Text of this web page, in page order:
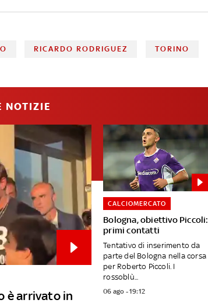
RICARDO RODRIGUEZ TORINO
NOTIZIE
è arrivato in
Bologna, obiettivo Piccoli:
primi contatti
CALCIOMERCATO
Tentativo di inserimento da
parte del Bologna nella corsa
per Roberto Piccoli. I
rossoblù...
06 ago - 19:12